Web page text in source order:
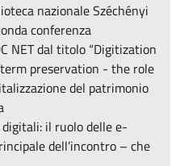
nazionale Széchényi
conferenza
NET dal titolo “Digitization
preservation - the role
del patrimonio
il ruolo delle e-
dell’incontro – che